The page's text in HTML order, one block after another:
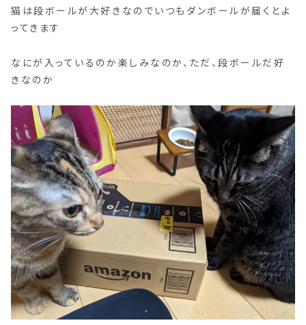
猫は段ボールが大好きなのでいつもダンボールが届くとよ
ってきます
なにが入っているのか楽しみなのか、ただ、段ボールだ好
きなのか